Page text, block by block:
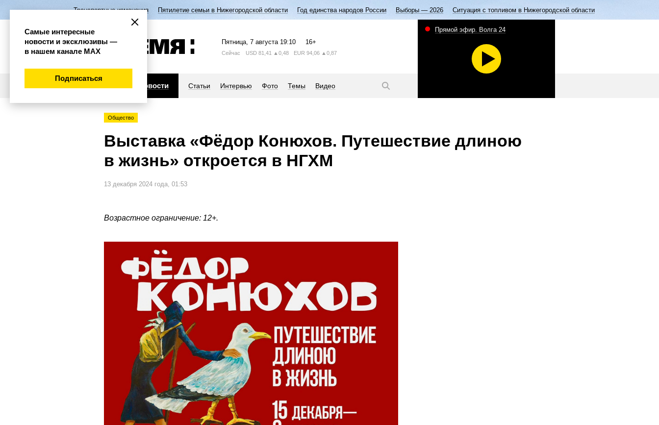
Транспортные изменения Пятилетие семьи в Нижегородской области Год единства народов России Выборы — 2026 Ситуация с топливом в Нижегородской области
Пятница, 7 августа 19:10 16+
Сейчас USD 81,41 ▲0,48 EUR 94,06 ▲0,87
Новости Статьи Интервью Фото Темы Видео
Прямой эфир. Волга 24
Общество
Выставка «Фёдор Конюхов. Путешествие длиною
в жизнь» откроется в НГХМ
13 декабря 2024 года, 01:53
Возрастное ограничение: 12+.
Самые интересные
новости и эксклюзивы —
в нашем канале МАХ
Подписаться